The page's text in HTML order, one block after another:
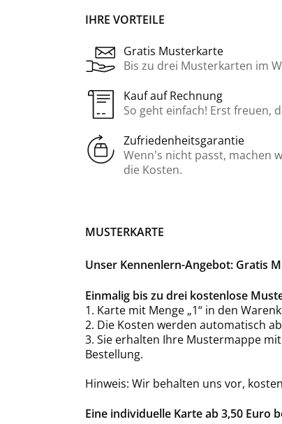
IHRE VORTEILE
Gratis Musterkarte
Bis zu drei Musterkarten im
Kauf auf Rechnung
So geht einfach! Erst freuen,
Zufriedenheitsgarantie
Wenn’s nicht passt, machen
die Kosten.
MUSTERKARTE
Unser Kennenlern-Angebot: Gratis
Einmalig bis zu drei kostenlose
1. Karte mit Menge „1“ in den
2. Die Kosten werden automatisch
3. Sie erhalten Ihre Mustermappe
Bestellung.
Hinweis: Wir behalten uns vor,
Eine individuelle Karte ab 3,50 Euro